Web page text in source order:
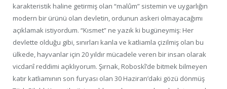
karakteristik haline getirmiş olan “malûm” sistemin ve uygarlığın
modern bir ürünü olan devletin, ordunun askeri olmayacağımı
açıklamak istiyordum. “Kısmet” ne yazık ki bugüneymiş: Her
devlette olduğu gibi, sınırları kanla ve katliamla çizilmiş olan bu
ülkede, hayvanlar için 20 yıldır mücadele veren bir insan olarak
vicdanî reddimi açıklıyorum. Şırnak, Roboskî’de bitmek bilmeyen
katır katliamının son furyası olan 30 Haziran’daki gözü dönmüş